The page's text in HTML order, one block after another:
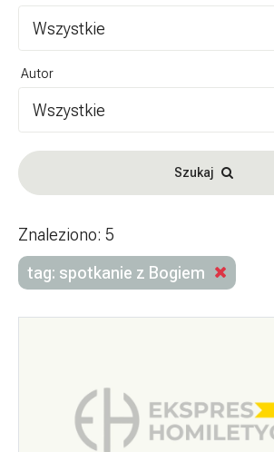
Wszystkie
Autor
Wszystkie
Szukaj
Znaleziono: 5
tag: spotkanie z Bogiem